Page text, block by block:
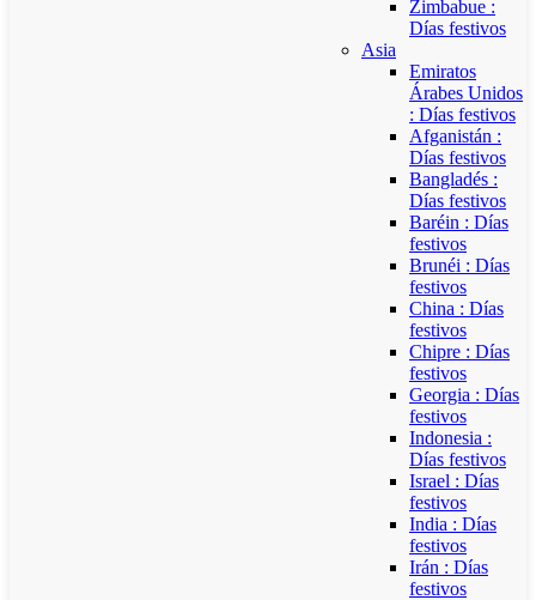
Zimbabue :
Días festivos
Asia
Emiratos
Árabes Unidos
: Días festivos
Afganistán :
Días festivos
Bangladés :
Días festivos
Baréin : Días
festivos
Brunéi : Días
festivos
China : Días
festivos
Chipre : Días
festivos
Georgia : Días
festivos
Indonesia :
Días festivos
Israel : Días
festivos
India : Días
festivos
Irán : Días
festivos